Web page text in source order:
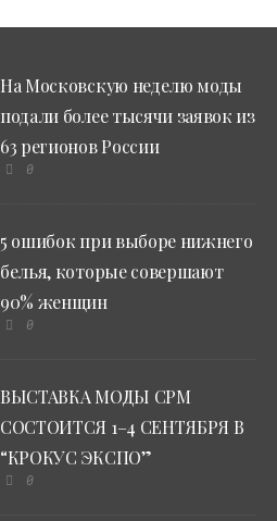
На Московскую неделю моды
подали более тысячи заявок из
63 регионов России
0
5 ошибок при выборе нижнего
белья, которые совершают
90% женщин
0
ВЫСТАВКА МОДЫ CPM
СОСТОИТСЯ 1–4 СЕНТЯБРЯ В
“КРОКУС ЭКСПО”
0